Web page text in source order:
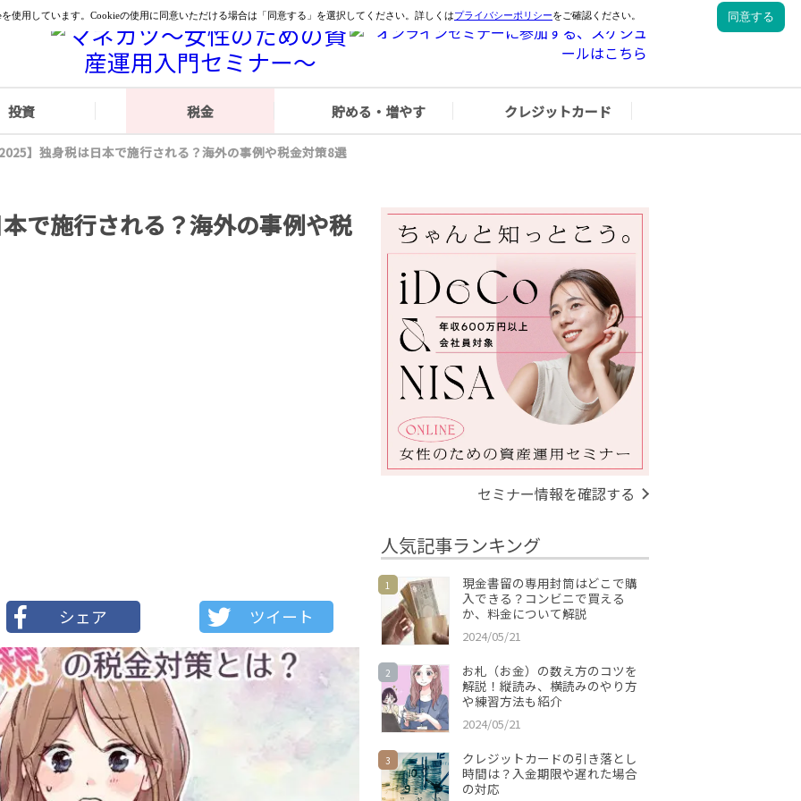
投資 税金 貯める・増やす クレジットカード
】独身税は日本で施行される？海外の事例や税金対策8選
で施行される？海外の事例や税
シェア ツイート
セミナー情報を確認する
人気記事ランキング
1
現金書留の専用封筒はどこで購
入できる？コンビニで買える
か、料金について解説
2024/05/21
2
お札（お金）の数え方のコツを
解説！縦読み、横読みのやり方
や練習方法も紹介
2024/05/21
3
クレジットカードの引き落とし
時間は？入金期限や遅れた場合
の対応